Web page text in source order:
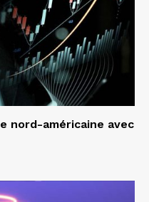
nord-américaine avec